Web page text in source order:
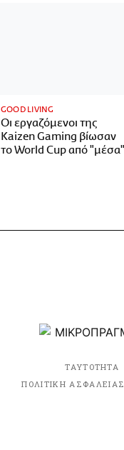
GOOD LIVING
Οι εργαζόμενοι της
Kaizen Gaming βίωσαν
το World Cup από "μέσα"
ΤΑΥΤΟΤΗΤΑ
ΠΟΛΙΤΙΚΗ